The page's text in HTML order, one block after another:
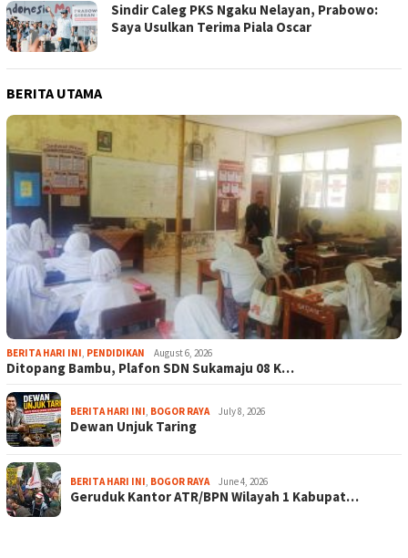
Sindir Caleg PKS Ngaku Nelayan, Prabowo:
Saya Usulkan Terima Piala Oscar
BERITA UTAMA
BERITA HARI INI, PENDIDIKAN August 6, 2026
Ditopang Bambu, Plafon SDN Sukamaju 08 K…
BERITA HARI INI, BOGOR RAYA July 8, 2026
Dewan Unjuk Taring
BERITA HARI INI, BOGOR RAYA June 4, 2026
Geruduk Kantor ATR/BPN Wilayah 1 Kabupat…